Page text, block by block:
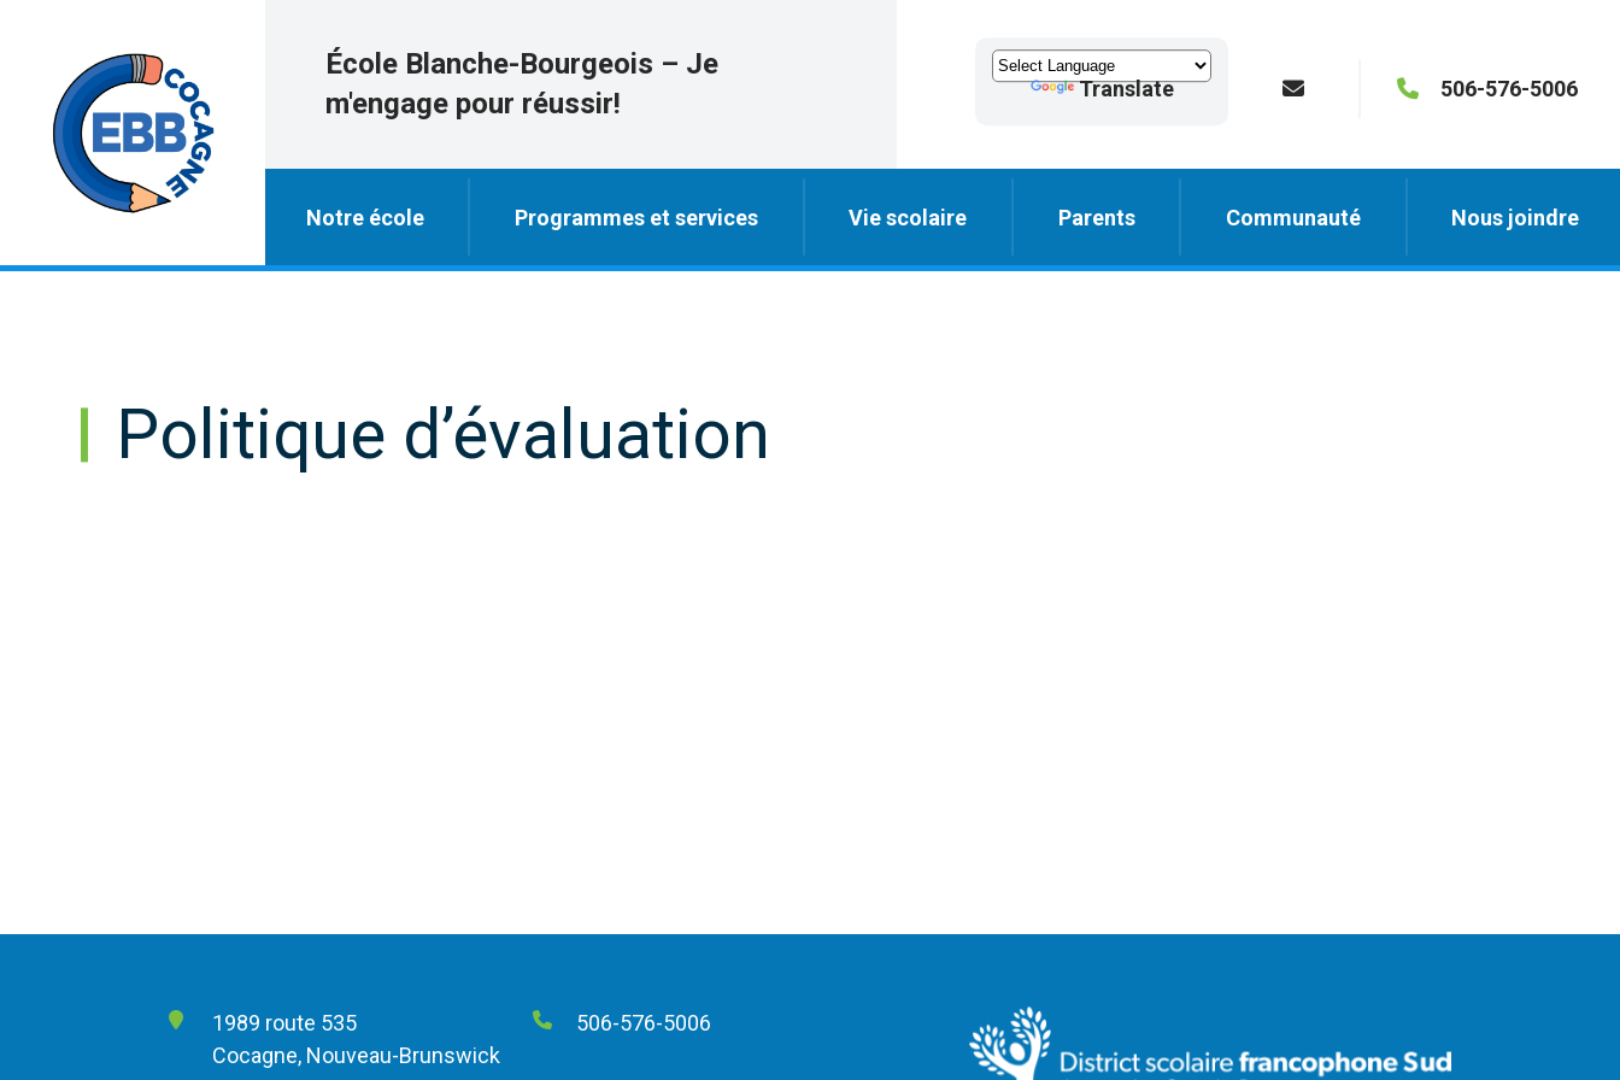
École Blanche-Bourgeois – Je
m'engage pour réussir!
Translate 506-576-5006
Notre école Programmes et services Vie scolaire Parents Communauté Nous joindre
Politique d’évaluation
1989 route 535
Cocagne, Nouveau-Brunswick
506-576-5006